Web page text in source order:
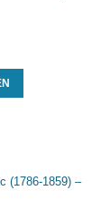
(1786-1859) –